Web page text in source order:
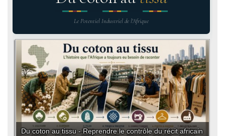
Le Potentiel Industriel de l'Afrique
Du coton au tissu - Reprendre le contrôle du récit africain